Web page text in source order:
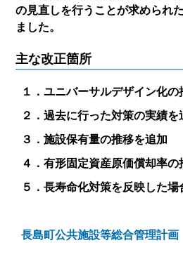
の見直しを行うことが求められ
ました。
主な改正箇所
１．ユニバーサルデザイン化の
２．過去に行った対策の実績を
３．施設保有量の推移を追加
４．有形固定資産原価償却率の
５．長寿命化対策を反映した
長島町公共施設等総合管理計画